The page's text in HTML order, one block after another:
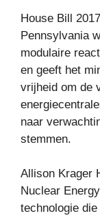
House Bill
Pennsylvania
modulaire
en geeft het
vrijheid om de
naar
stemmen.
Allison Krager
Nuclear
technologie